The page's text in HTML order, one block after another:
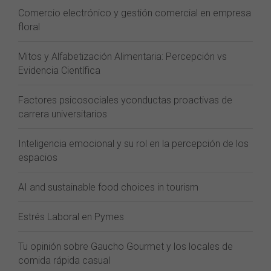
Comercio electrónico y gestión comercial en empresa
floral
Mitos y Alfabetización Alimentaria: Percepción vs
Evidencia Científica
Factores psicosociales yconductas proactivas de
carrera universitarios
Inteligencia emocional y su rol en la percepción de los
espacios
AI and sustainable food choices in tourism
Estrés Laboral en Pymes
Tu opinión sobre Gaucho Gourmet y los locales de
comida rápida casual